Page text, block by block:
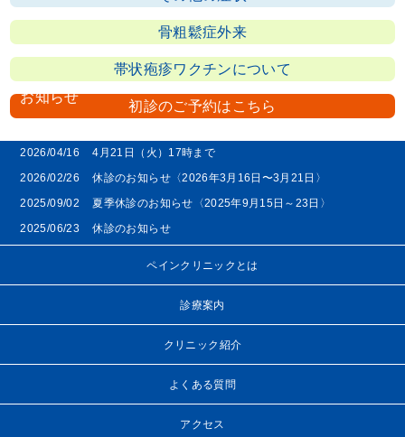
骨粗鬆症外来
帯状疱疹ワクチンについて
初診のご予約はこちら
お知らせ
2026/04/16
4月21日（火）17時まで
2026/02/26
休診のお知らせ〈2026年3月16日〜3月21日〉
2025/09/02
夏季休診のお知らせ〈2025年9月15日～23日〉
2025/06/23
休診のお知らせ
ペインクリニックとは
診療案内
クリニック紹介
よくある質問
アクセス